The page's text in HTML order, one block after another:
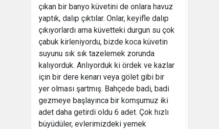
çıkan bir banyo küvetini de onlara havuz
yaptık, dalıp çıktılar. Onlar, keyifle dalıp
çıkıyorlardı ama küvetteki durgun su çok
çabuk kirleniyordu, bizde koca küvetin
suyunu sık sık tazelemek zorunda
kalıyorduk. Anlıyorduk ki ördek ve kazlar
için bir dere kenarı veya gölet gibi bir
yer olması şartmış. Bahçede badi, badi
gezmeye başlayınca bir komşumuz iki
adet daha getirdi oldu 6 adet. Çok hızlı
büyüdüler, evlerimizdeki yemek